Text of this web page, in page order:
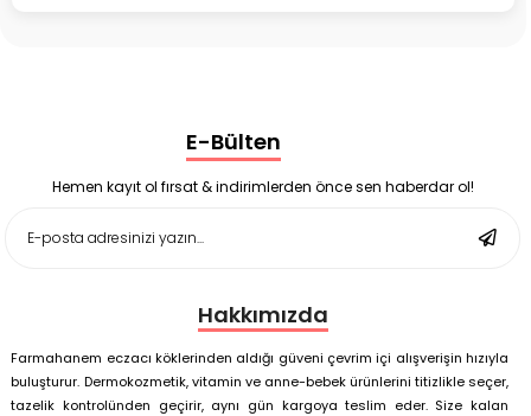
Enterogermina Family 5 ml 20 Flakon
Deep Flex Stres Azaltıcı ve Enerji Dengeleyici Topraklama
Matı Set 40x60 cm
Deep Flex Stres Azaltıcı ve Enerji Dengeleyici Topraklama
E-Bülten
Hemen kayıt ol fırsat & indirimlerden önce sen haberdar ol!
Hakkımızda
Farmahanem eczacı köklerinden aldığı güveni çevrim içi alışverişin hızıyla
buluşturur. Dermokozmetik, vitamin ve anne-bebek ürünlerini titizlikle seçer,
tazelik kontrolünden geçirir, aynı gün kargoya teslim eder. Size kalan